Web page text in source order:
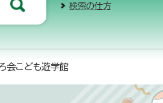
検索の仕方
会こども遊学館